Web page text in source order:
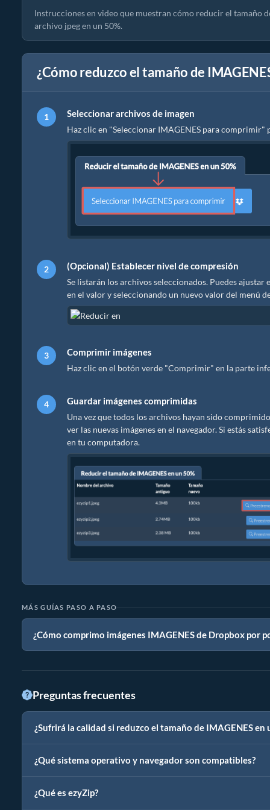
Instrucciones en video que muestran cómo reducir el tamaño
archivo jpeg en un 50%.
¿Cómo reduzco el tamaño de
Seleccionar archivos de imagen
Haz clic en "Seleccionar IMAGENES para comprimir"
(Opcional) Establecer nivel de compresión
Se listarán los archivos seleccionados. Puedes
en el valor y seleccionando un nuevo valor del menú
Comprimir imágenes
Haz clic en el botón verde "Comprimir" en la parte
Guardar imágenes comprimidas
Una vez que todos los archivos hayan sido
ver las nuevas imágenes en el navegador. Si estás
en tu computadora.
MÁS GUÍAS PASO A PASO
¿Cómo comprimo imágenes IMAGENES de Dropbox por
Preguntas frecuentes
¿Sufrirá la calidad si reduzco el tamaño de IMAGENES en
¿Qué sistema operativo y navegador son compatibles?
¿Qué es ezyZip?